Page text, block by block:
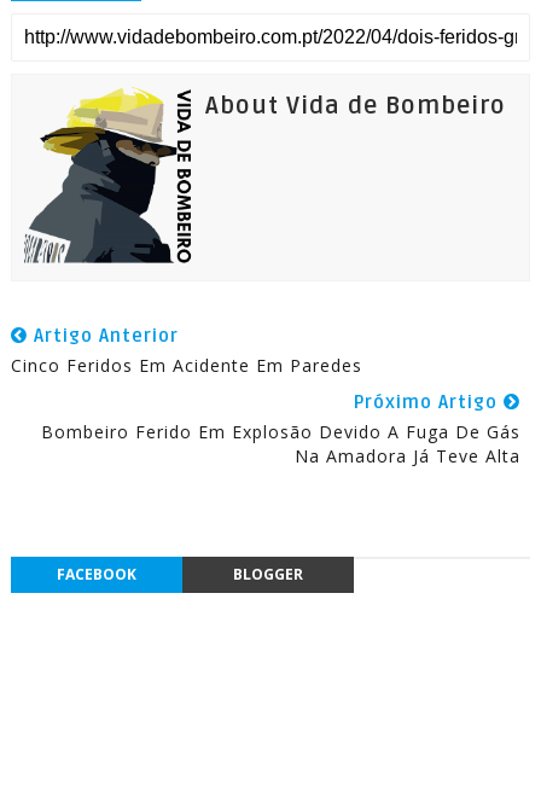
About Vida de Bombeiro
Artigo Anterior
Cinco Feridos Em Acidente Em Paredes
Próximo Artigo
Bombeiro Ferido Em Explosão Devido A Fuga De Gás
Na Amadora Já Teve Alta
FACEBOOK BLOGGER